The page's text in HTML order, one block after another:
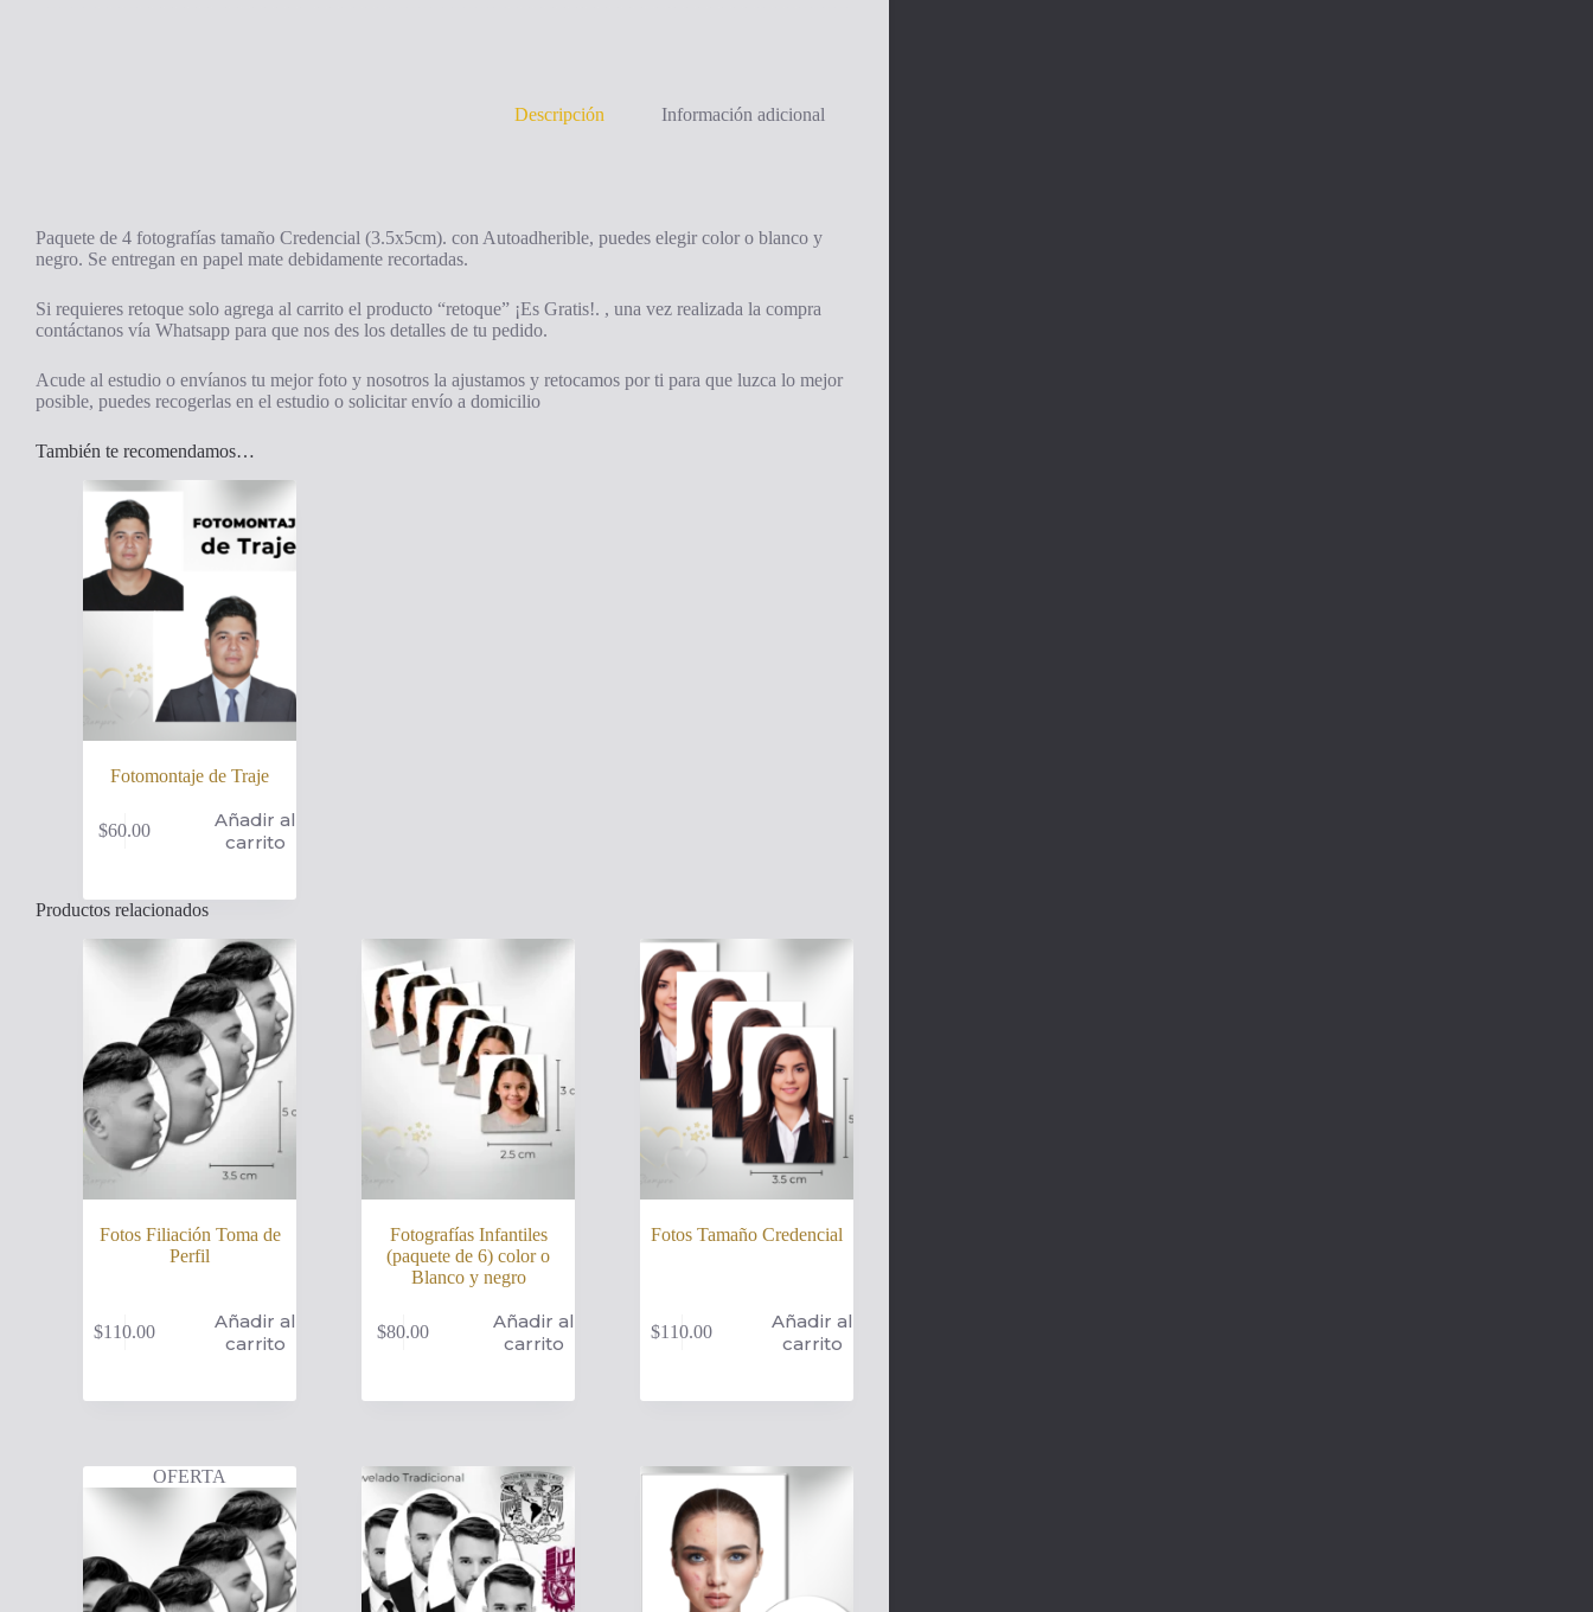
Descripción Información adicional
Paquete de 4 fotografías tamaño Credencial (3.5x5cm). con Autoadherible, puedes elegir color o blanco y
negro. Se entregan en papel mate debidamente recortadas.
Si requieres retoque solo agrega al carrito el producto “retoque” ¡Es Gratis!. , una vez realizada la compra
contáctanos vía Whatsapp para que nos des los detalles de tu pedido.
Acude al estudio o envíanos tu mejor foto y nosotros la ajustamos y retocamos por ti para que luzca lo mejor
posible, puedes recogerlas en el estudio o solicitar envío a domicilio
También te recomendamos…
Fotomontaje de Traje
$60.00
Añadir al
carrito
Productos relacionados
Fotos Filiación Toma de
Perfil
$110.00
Añadir al
carrito
Fotografías Infantiles
(paquete de 6) color o
Blanco y negro
$80.00
Añadir al
carrito
Fotos Tamaño Credencial
$110.00
Añadir al
carrito
OFERTA